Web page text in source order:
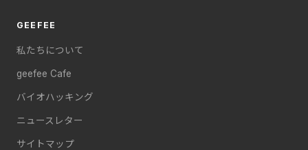
GEEFEE
私たちについて
geefee Cafe
バイオハッキング
ニュースレター
サイトマップ